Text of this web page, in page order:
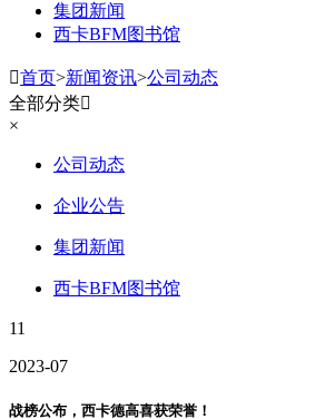
集团新闻
西卡BFM图书馆
首页>新闻资讯>公司动态
全部分类
×
公司动态
企业公告
集团新闻
西卡BFM图书馆
11
2023-07
战榜公布，西卡德高喜获荣誉！